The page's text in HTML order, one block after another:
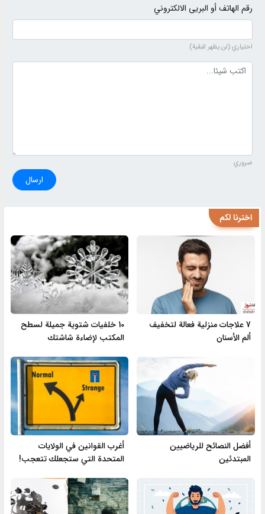
رقم الهاتف أو البريى الالكتروني
اختياري (لن يظهر للبقية)
نص التعليق
ضروري
ارسال
اخترنا لكم
7 علاجات منزلية فعالة لتخفيف
ألم الأسنان
10 خلفيات شتوية جميلة لسطح
المكتب لإضاءة شاشتك
أفضل النصائح للرياضيين
المبتدئين
أغرب القوانين في الولايات
المتحدة التي ستجعلك تتعجب!